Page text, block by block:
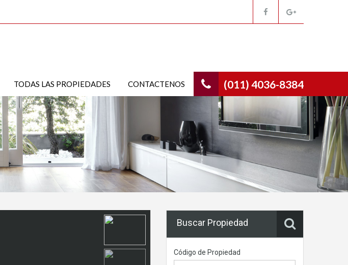
(011) 4036-8384
TODAS LAS PROPIEDADES CONTACTENOS
Buscar Propiedad
Código de Propiedad